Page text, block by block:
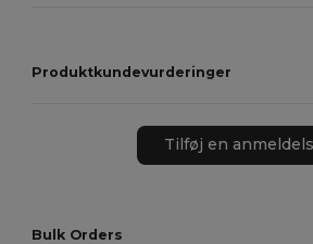
Produktkundevurderinger
Tilføj en
Bulk Orders